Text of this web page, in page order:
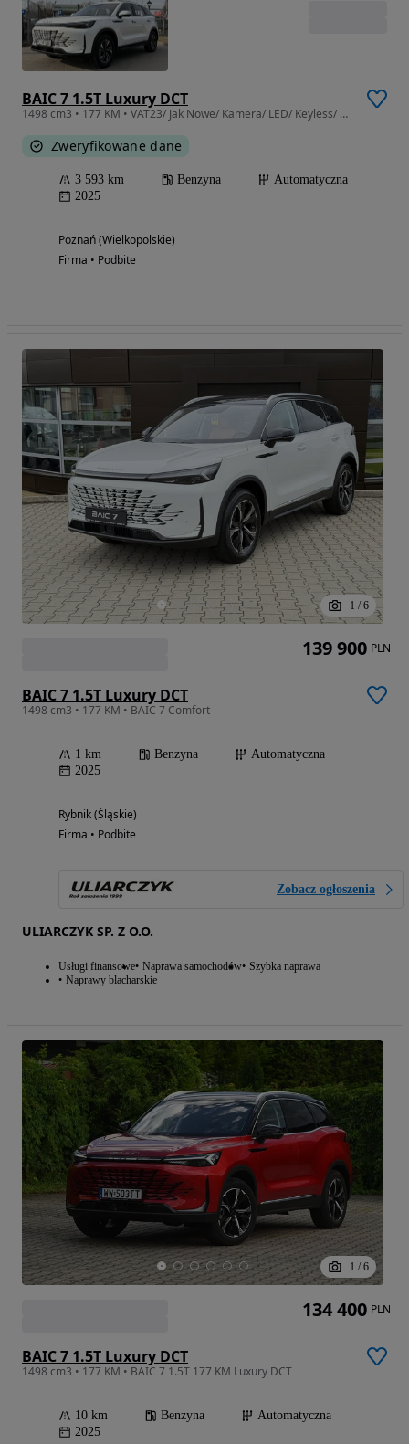
BAIC 7 1.5T Luxury DCT
1498 cm3 • 177 KM • VAT23/ Jak Nowe/ Kamera/ LED/ Keyless/ ALu18/ Panorama
Zweryfikowane dane
3 593 km Benzyna
Automatyczna
2025
Poznań (Wielkopolskie)
Firma • Podbite
1 / 6
BAIC 7 1.5T Luxury DCT
1498 cm3 • 177 KM • BAIC 7 Comfort
1 km Benzyna
Automatyczna
2025
Rybnik (Śląskie)
Firma • Podbite
Zobacz ogłoszenia
ULIARCZYK SP. Z O.O.
Usługi finansowe Naprawa samochodów Szybka naprawa
Naprawy blacharskie
139 900 PLN
1 / 6
BAIC 7 1.5T Luxury DCT
1498 cm3 • 177 KM • BAIC 7 1.5T 177 KM Luxury DCT
10 km Benzyna
Automatyczna
2025
134 400 PLN